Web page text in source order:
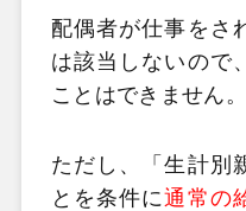
配偶者が仕事をさ
は該当しないので
ことはできません。
ただし、「生計別
とを条件に通常の